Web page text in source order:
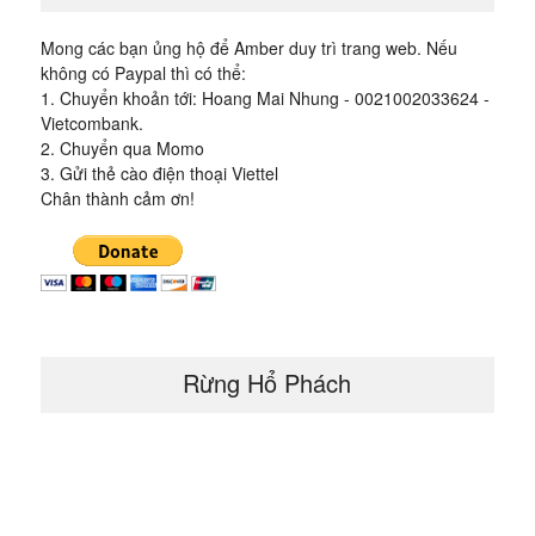
Mong các bạn ủng hộ để Amber duy trì trang web. Nếu
không có Paypal thì có thể:
1. Chuyển khoản tới: Hoang Mai Nhung - 0021002033624 -
Vietcombank.
2. Chuyển qua Momo
3. Gửi thẻ cào điện thoại Viettel
Chân thành cảm ơn!
Rừng Hổ Phách